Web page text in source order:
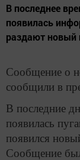
В последнее
появилась
раздают новый
Сообщение о
сообщили в
В последние
появилась
появился
Сообщение